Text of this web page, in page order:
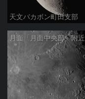
天文バカボン町田支部
月面「月面中央部」附近